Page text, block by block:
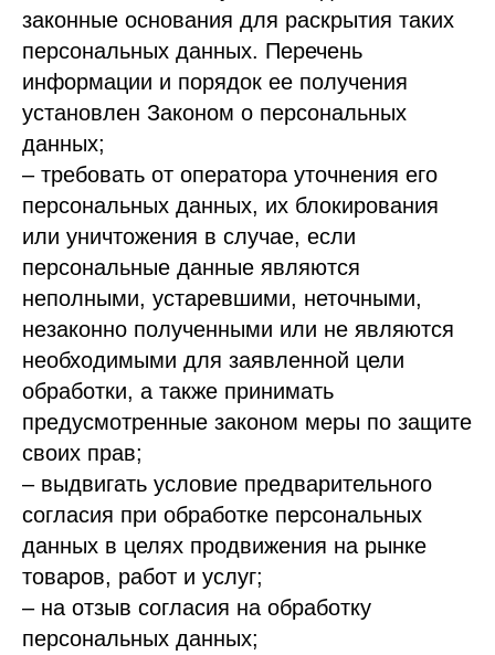
законные основания для раскрытия таких
персональных данных. Перечень
информации и порядок ее получения
установлен Законом о персональных
данных;
– требовать от оператора уточнения его
персональных данных, их блокирования
или уничтожения в случае, если
персональные данные являются
неполными, устаревшими, неточными,
незаконно полученными или не являются
необходимыми для заявленной цели
обработки, а также принимать
предусмотренные законом меры по защите
своих прав;
– выдвигать условие предварительного
согласия при обработке персональных
данных в целях продвижения на рынке
товаров, работ и услуг;
– на отзыв согласия на обработку
персональных данных;